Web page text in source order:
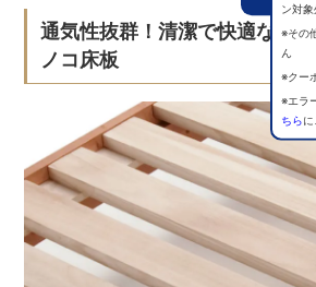
ン対象
※その
ん
※クー
※エラ
ちらに
通気性抜群！清潔で快適な睡
ノコ床板